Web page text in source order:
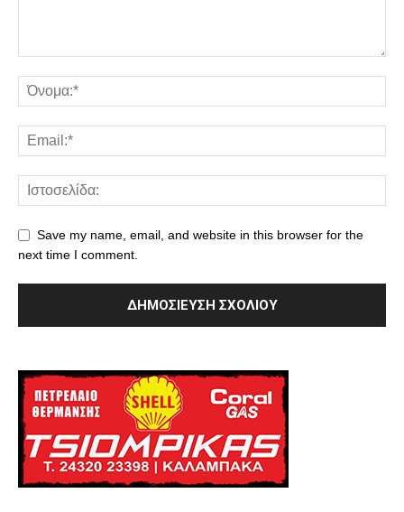
Save my name, email, and website in this browser for the
next time I comment.